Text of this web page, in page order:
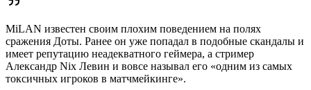
MiLAN известен своим плохим поведением на полях
сражения Доты. Ранее он уже попадал в подобные скандалы и
имеет репутацию неадекватного геймера, а стример
Александр Nix Левин и вовсе называл его «одним из самых
токсичных игроков в матчмейкинге».